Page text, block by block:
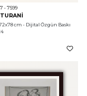
- 7599
cm - Dijital Özgün Baskı